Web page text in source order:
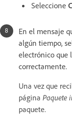
Seleccione
En el mensaje
algún tiempo,
electrónico que
correctamente.
Una vez que
página Paquete
paquete.